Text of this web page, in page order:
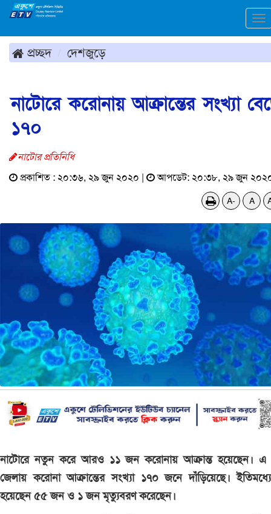
প্রচ্ছদ দেশজুড়ে
নাটোরে করোনায় আক্রান্তের সংখ্যা
১৭০
নাটোর প্রতিনিধি
প্রকাশিত : ২০:৩৬, ২৯ জুন ২০২০ |
আপডেট: ২০:৩৮, ২৯ জুন
A- A
নাটোরে নতুন করে আরও ১১ জন করোনায় আক্রান্ত হয়েছেন। এ
জেলায় করোনা আক্রান্তের সংখ্যা ১৭০ জনে দাঁড়িয়েছে।
হয়েছেন ৫৫ জন ও ১ জন মৃত্যুবরণ করেছেন।